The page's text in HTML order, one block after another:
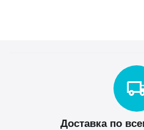
Доставка по